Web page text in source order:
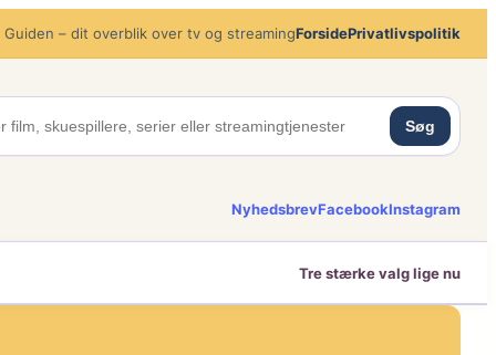
Guiden – dit overblik over tv og streamingForsidePrivatlivspolitik
Søg
NyhedsbrevFacebookInstagram
Tre stærke valg lige nu